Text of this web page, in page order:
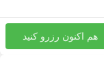
هم اکنون رزرو کنید